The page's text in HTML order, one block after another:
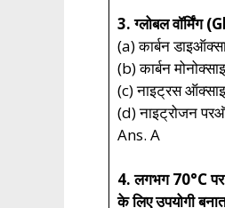
3. ग्लोबल
(a) कार्बन
(b) कार्बन
(c) नाइट्रस
(d) नाइट्रोजन
Ans. A
4. लगभग 70°C पर
के लिए उपयोगी